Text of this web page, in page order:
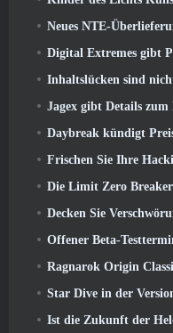
Neues NTE-Überlieferungsvideo erklärt
Digital Extremes gibt
Inhaltslücken sind
Jagex gibt Details zum Runefest bekannt 2026,
Daybreak kündigt Preiserhöhungen
Frischen Sie Ihre Hacking-Fähigkeiten
Die Limit Zero Breakers-Vorschau von NCSoft gibt
Decken Sie Verschwörungen auf und bekämpfen
Offener Beta-Testtermin für Dark
Ragnarok Origin Classic bringt faires
Star Dive in der
Ist die Zukunft der Helden-